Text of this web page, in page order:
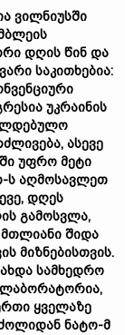
ვილნიუსში
დღის წინ და
საკითხებია:
უკრაინის
ასევე
უფრო მეტი
ს აღმოსავლეთ
დღეს
გამოსვლა,
შიდა
მიზნებისთვის.
სამხედრო
ლაბორატორია,
ყველაზე
ნატო-მ